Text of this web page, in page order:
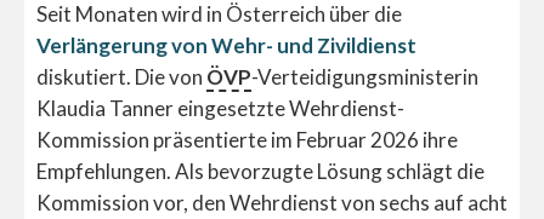
Seit Monaten wird in Österreich über die
Verlängerung von Wehr- und Zivildienst
diskutiert. Die von ÖVP-Verteidigungsministerin
Klaudia Tanner eingesetzte Wehrdienst-
Kommission präsentierte im Februar 2026 ihre
Empfehlungen. Als bevorzugte Lösung schlägt die
Kommission vor, den Wehrdienst von sechs auf acht